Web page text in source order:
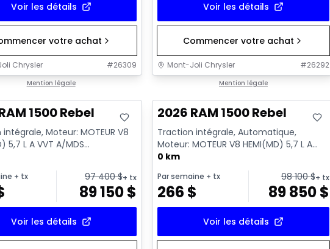
Voir les détails
votre achat
Chrysler #26309
Mention légale
Voir les détails
Commencer votre achat
Mont-Joli Chrysler #26292
Mention légale
1500 Rebel
Moteur: MOTEUR V8
5,7 L A VVT A/MDS
- 4 Cyl. - Essence
+ tx 97 400$+ tx
89 150$
Voir les détails
2026 RAM 1500 Rebel
Traction intégrale, Automatique,
Moteur: MOTEUR V8 HEMI(MD) 5,7 L A
VVT A/MDS ECO/ETORQUE - 6 Cyl. -...
0 km
Par semaine + tx
266 $
98 100$+ tx
89 850$
Voir les détails